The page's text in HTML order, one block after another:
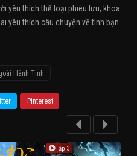
yêu thích thể loại phiêu lưu, khoa
yêu thích câu chuyện về tình bạn
Hành Tinh
Pinterest
Tập 3